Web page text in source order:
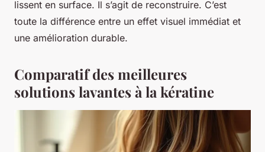
lissent en surface. Il s’agit de reconstruire. C’est
toute la différence entre un effet visuel immédiat et
une amélioration durable.
Comparatif des meilleures
solutions lavantes à la kératine